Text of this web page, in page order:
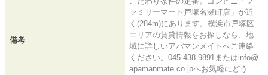
備考
ァミリーマート戸塚名瀬町店」が近
く(284m)にあります。横浜市戸塚区
エリアの賃貸情報をお探しなら、地
域に詳しいアパマンメイトへご連絡
ください。045-438-9891またはinfo@
apamanmate.co.jpへお気軽にどう